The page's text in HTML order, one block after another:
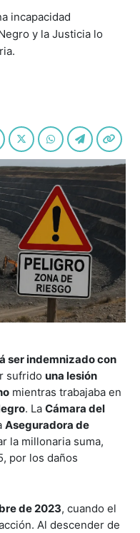
incapacidad
y la Justicia lo
ser indemnizado con
sufrido una lesión
mientras trabajaba en
. La Cámara del
Aseguradora de
la millonaria suma,
por los daños
de 2023, cuando el
Al descender de